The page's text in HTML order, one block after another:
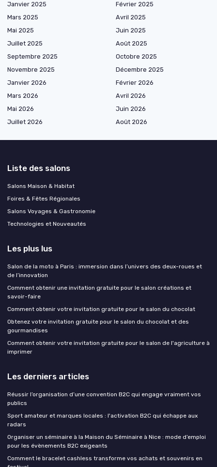
Janvier 2025
Février 2025
Mars 2025
Avril 2025
Mai 2025
Juin 2025
Juillet 2025
Août 2025
Septembre 2025
Octobre 2025
Novembre 2025
Décembre 2025
Janvier 2026
Février 2026
Mars 2026
Avril 2026
Mai 2026
Juin 2026
Juillet 2026
Août 2026
Liste des salons
Salons Maison & Habitat
Foires & Fêtes Régionales
Salons Voyages & Gastronomie
Technologies et Nouveautés
Les plus lus
Salon de la moto à Paris : immersion dans l’univers des deux-roues et
de l’innovation
Comment obtenir une invitation gratuite pour le salon créations et
savoir-faire
Comment obtenir votre invitation gratuite pour le salon du chocolat
Obtenez votre invitation gratuite pour le salon du chocolat et des
gourmandises
Comment obtenir votre invitation gratuite pour le salon de l'agriculture à
imprimer
Les derniers articles
Réussir l’organisation d’une convention B2C qui engage vraiment vos
publics
Sport amateur et marques locales : l'activation B2C qui échappe aux
radars
Organiser un séminaire à la Maison du Séminaire à Nice : mode d’emploi
pour les évènements B2C exigeants
Comment le bracelet cashless transforme vos achats et souvenirs en